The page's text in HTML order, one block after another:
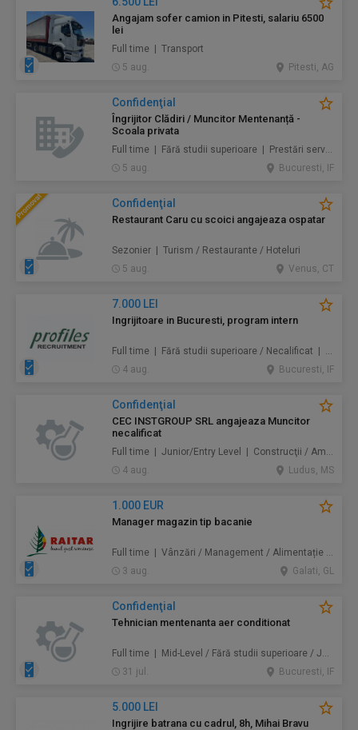
Angajam sofer camion in Pitesti, salariu 6500
lei
Full time | Transport
5 aug.
Pitesti, AG
Confidenţial
Îngrijitor Clădiri / Muncitor Mentenanță -
Scoala privata
Full time | Fără studii superioare | Prestări servicii / Mentenanță / Instalații / Construcţii / Amenajări
5 aug.
Bucuresti, IF
Confidenţial
Restaurant Caru cu scoici angajeaza ospatar
Sezonier | Turism / Restaurante / Hoteluri
5 aug.
Venus, CT
7.000 LEI
Ingrijitoare in Bucuresti, program intern
Full time | Fără studii superioare / Necalificat | Au pair / Babysitter / Curăţenie / Prestări servicii
4 aug.
Bucuresti, IF
Confidenţial
CEC INSTGROUP SRL angajeaza Muncitor
necalificat
Full time | Junior/Entry Level | Construcţii / Amenajări
4 aug.
Ludus, MS
1.000 EUR
Manager magazin tip bacanie
Full time | Vânzări / Management / Alimentație / Comerț
3 aug.
Galati, GL
Confidenţial
Tehnician mentenanta aer conditionat
Full time | Mid-Level / Fără studii superioare / Junior/Entry Level | Mentenanță / Instalații
31 jul.
Bucuresti, IF
5.000 LEI
Ingrijire batrana cu cadrul, 8h, Mihai Bravu